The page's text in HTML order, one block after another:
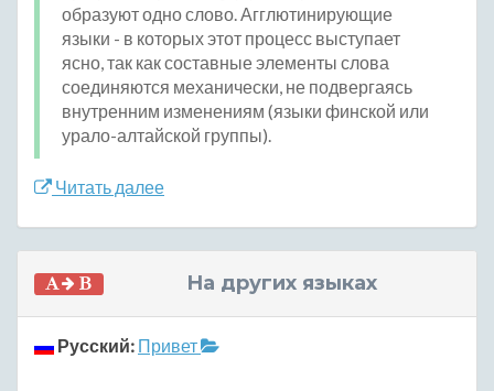
образуют одно слово. Агглютинирующие
языки - в которых этот процесс выступает
ясно, так как составные элементы слова
соединяются механически, не подвергаясь
внутренним изменениям (языки финской или
урало-алтайской группы).
Читать далее
На других языках
Русский: Привет